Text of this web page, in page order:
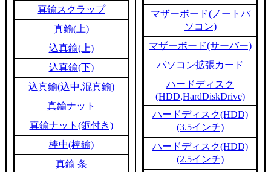
真鍮スクラップ
真鍮(上)
込真鍮(上)
込真鍮(下)
込真鍮(込中,混真鍮)
真鍮ナット
真鍮ナット(銅付き)
棒中(棒鍮)
真鍮 条
マザーボード(ノートパ
ソコン)
マザーボード(サーバー)
パソコン拡張カード
ハードディスク
(HDD,HardDiskDrive)
ハードディスク(HDD)
(3.5インチ)
ハードディスク(HDD)
(2.5インチ)